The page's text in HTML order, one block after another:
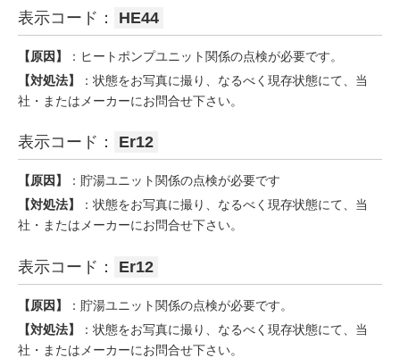
表示コード： HE44
【原因】
：ヒートポンプユニット関係の点検が必要です。
【対処法】
：状態をお写真に撮り、なるべく現存状態にて、当
社・またはメーカーにお問合せ下さい。
表示コード： Er12
【原因】
：貯湯ユニット関係の点検が必要です
【対処法】
：状態をお写真に撮り、なるべく現存状態にて、当
社・またはメーカーにお問合せ下さい。
表示コード： Er12
【原因】
：貯湯ユニット関係の点検が必要です。
【対処法】
：状態をお写真に撮り、なるべく現存状態にて、当
社・またはメーカーにお問合せ下さい。